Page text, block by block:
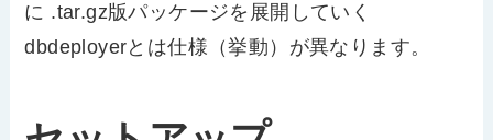
に .tar.gz版パッケージを展開していく
dbdeployerとは仕様（挙動）が異なります。